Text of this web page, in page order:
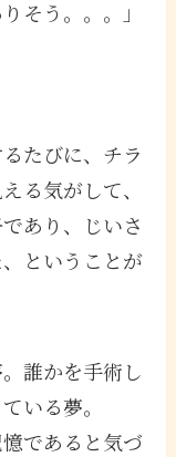
そう。。。」
たびに、チラ
る気がして、
あり、じいさ
ということが
誰かを手術し
いる夢。
であると気づ